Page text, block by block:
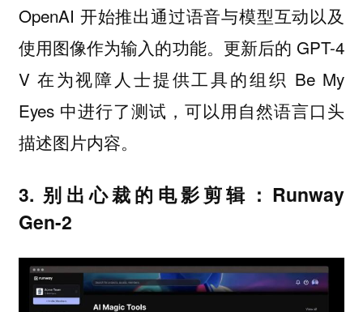
OpenAI 开始推出通过语音与模型互动以及
使用图像作为输入的功能。更新后的 GPT-4
V 在为视障人士提供工具的组织 Be My
Eyes 中进行了测试，可以用自然语言口头
描述图片内容。
3. 别出心裁的电影剪辑：Runway
Gen-2